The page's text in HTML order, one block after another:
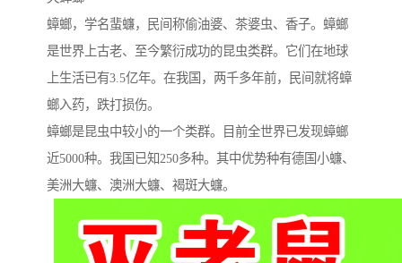
蟑螂，学名蜚蠊，民间称偷油婆、茶婆虫、香子。蟑螂
是世界上古老、至今繁衍成功的昆虫类群。它们在地球
上生活已有3.5亿年。在我国，两千多年前，民间就将蟑
螂入药，跌打损伤。
蟑螂是昆虫中较小的一个类群。目前全世界已发现蟑螂
近5000种。我国已知250多种。其中优势种有德国小蠊、
美洲大蠊、澳洲大蠊、褐斑大蠊。